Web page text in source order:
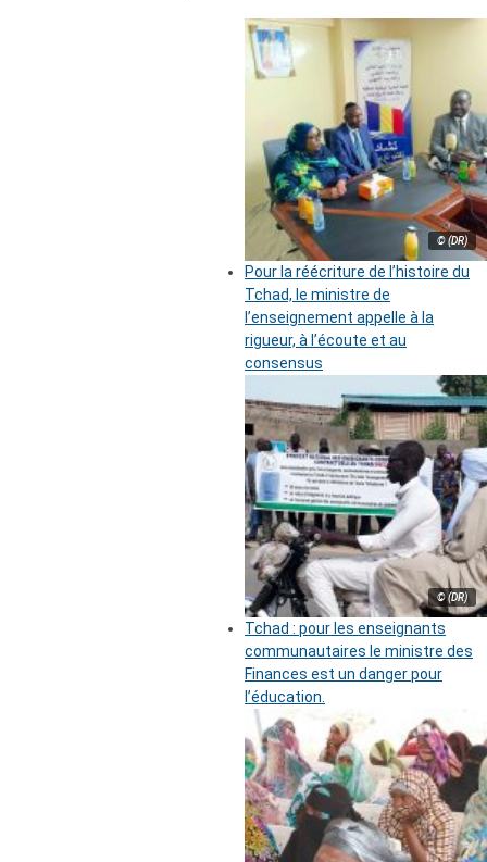
© (DR)
Pour la réécriture de l’histoire du
Tchad, le ministre de
l’enseignement appelle à la
rigueur, à l’écoute et au
consensus
© (DR)
Tchad : pour les enseignants
communautaires le ministre des
Finances est un danger pour
l’éducation.